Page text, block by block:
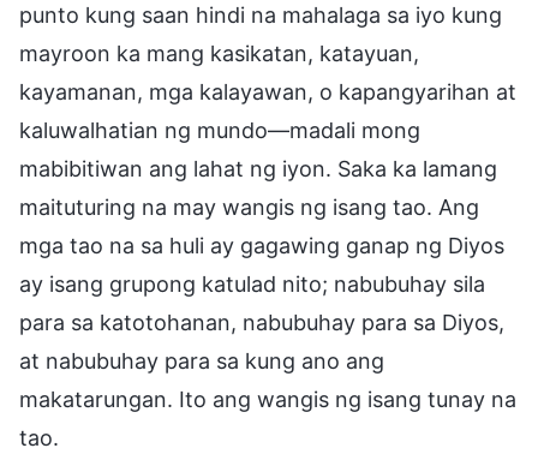
punto kung saan hindi na mahalaga sa iyo kung
mayroon ka mang kasikatan, katayuan,
kayamanan, mga kalayawan, o kapangyarihan at
kaluwalhatian ng mundo—madali mong
mabibitiwan ang lahat ng iyon. Saka ka lamang
maituturing na may wangis ng isang tao. Ang
mga tao na sa huli ay gagawing ganap ng Diyos
ay isang grupong katulad nito; nabubuhay sila
para sa katotohanan, nabubuhay para sa Diyos,
at nabubuhay para sa kung ano ang
makatarungan. Ito ang wangis ng isang tunay na
tao.